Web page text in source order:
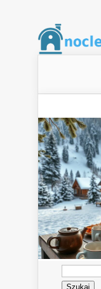
Szukaj: